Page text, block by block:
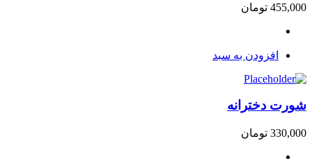
455,000 تومان
افزودن به سبد
شورت دخترانه
330,000 تومان